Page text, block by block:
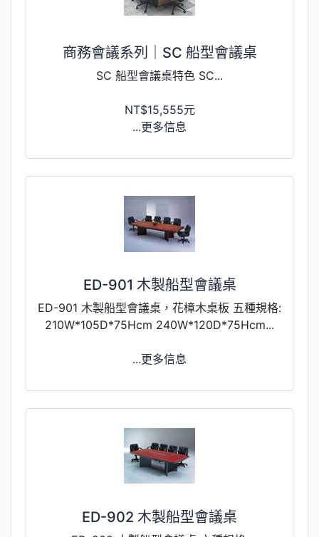
商務會議系列｜SC 船型會議桌
SC 船型會議桌特色 SC...
NT$15,555元
...更多信息
ED-901 木製船型會議桌
ED-901 木製船型會議桌，花樟木桌板 五種規格:
210W*105D*75Hcm 240W*120D*75Hcm...
...更多信息
ED-902 木製船型會議桌